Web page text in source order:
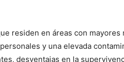
residen en áreas con
y una elevada
desventajas en la